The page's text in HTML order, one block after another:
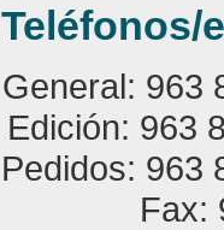
Teléfonos/
General: 963
Edición: 963
Pedidos: 963
Fax: